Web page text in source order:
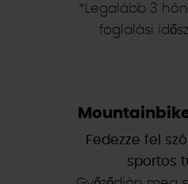
*Legalább 3
foglalási
Fedezze fel
sportos